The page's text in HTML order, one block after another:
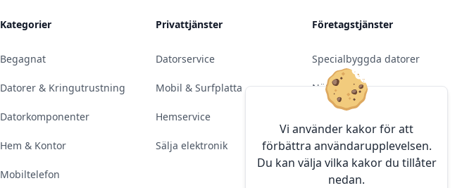
Vi använder kakor för att
förbättra användarupplevelsen.
Du kan välja vilka kakor du tillåter
nedan.
Kategorier
Begagnat
Datorer & Kringutrustning
Datorkomponenter
Hem & Kontor
Mobiltelefon
Privattjänster
Datorservice
Mobil & Surfplatta
Hemservice
Sälja elektronik
Företagstjänster
Specialbyggda datorer
Nätverk
Programvara
Server & Backup